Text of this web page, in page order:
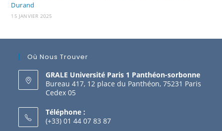
Durand
15 JANVIER 2025
Où Nous Trouver
GRALE Université Paris 1 Panthéon-sorbonne
Bureau 417, 12 place du Panthéon, 75231 Paris
Cedex 05
Téléphone :
(+33) 01 44 07 83 87